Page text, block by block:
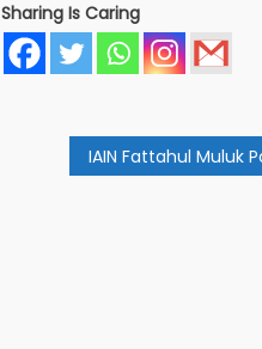
Sharing Is Caring